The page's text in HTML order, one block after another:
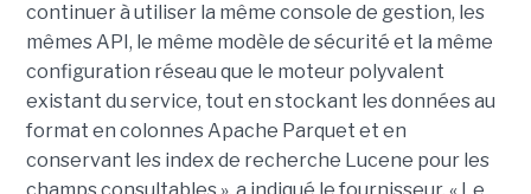
continuer à utiliser la même console de gestion, les
mêmes API, le même modèle de sécurité et la même
configuration réseau que le moteur polyvalent
existant du service, tout en stockant les données au
format en colonnes Apache Parquet et en
conservant les index de recherche Lucene pour les